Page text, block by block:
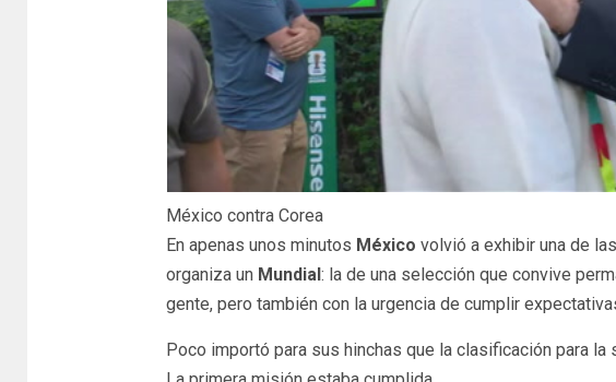
México contra Corea
En apenas unos minutos México volvió a exhibir una de
organiza un Mundial: la de una selección que convive
gente, pero también con la urgencia de cumplir
Poco importó para sus hinchas que la clasificación para la